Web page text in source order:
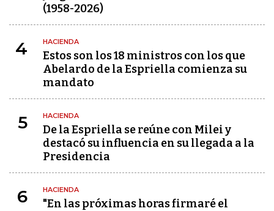
(1958-2026)
4 HACIENDA
Estos son los 18 ministros con los que
Abelardo de la Espriella comienza su
mandato
5 HACIENDA
De la Espriella se reúne con Milei y
destacó su influencia en su llegada a la
Presidencia
6 HACIENDA
"En las próximas horas firmaré el